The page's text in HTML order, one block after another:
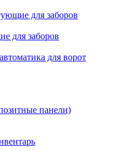
для заборов
для заборов
для ворот
панели)